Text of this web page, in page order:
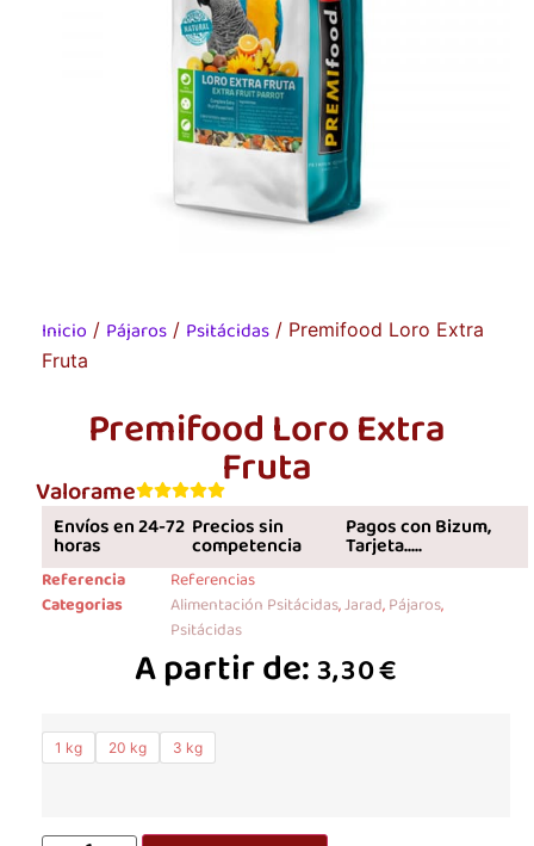
Inicio / Pájaros / Psitácidas / Premifood Loro Extra
Fruta
Premifood Loro Extra
Fruta
Valorame
Envíos en 24-72
horas
Precios sin
competencia
Pagos con Bizum,
Tarjeta.....
Referencia
Referencias
Categorias
Alimentación Psitácidas,Jarad,Pájaros,
Psitácidas
A partir de:3,30€
1 kg 20 kg 3 kg